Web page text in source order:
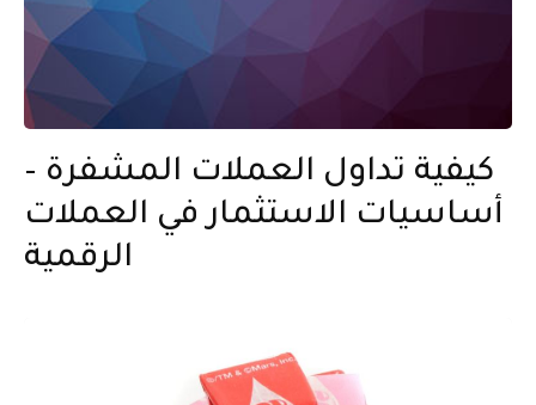
كيفية تداول العملات المشفرة –
أساسيات الاستثمار في العملات
الرقمية